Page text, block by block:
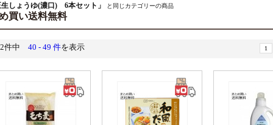
しょうゆ(濃口) 6本セット」 と同じカテゴリーの商品
買い送料無料
件中 40 - 49 件を表示 1